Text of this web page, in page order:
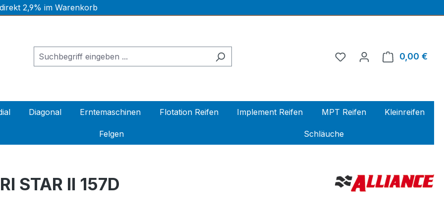
2,9% im Warenkorb
0,00 €
Diagonal Erntemaschinen Flotation Reifen Implement Reifen MPT Reifen Kleinreifen
Felgen Schläuche
STAR II 157D